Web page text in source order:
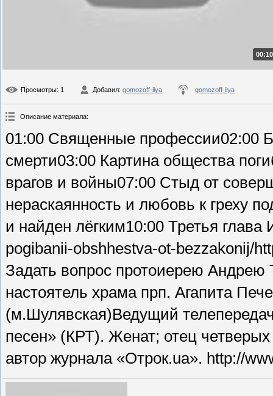
Просмотры: 1 Добавил: gomozoff-ilya gomozoff-ilya
Описание материала:
01:00 Священные профессии02:00
смерти03:00 Картина общества
врагов и войны07:00 Стыд от
нераскаянность и любовь к греху
и найден лёгким10:00 Третья
pogibanii-obshhestva-ot-bezzakonij/
Задать вопрос протоиерею
настоятель храма прп. Агапита
(м.Шулявская)Ведущий
песен» (КРТ). Женат; отец
автор журнала «Отрок.ua». http://